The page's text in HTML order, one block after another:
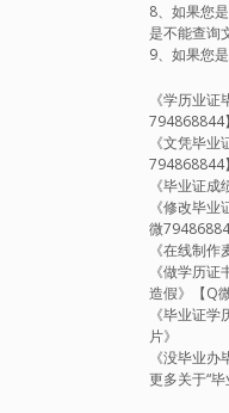
8、如果您
是不能查询
9、如果您
《学历业
794868844】
《文凭毕
794868844】
《毕业证
《修改毕
微
《在线制
《做学历
造假》【Q
《毕业证
片》
《没毕业
更多关于“